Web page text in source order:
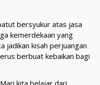
bersyukur atas jasa
kemerdekaan yang
jadikan kisah perjuangan
berbuat kebaikan bagi